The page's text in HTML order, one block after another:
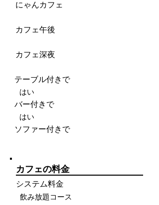
にゃんカフェ
カフェ午後
カフェ深夜
テーブル付きで
はい
バー付きで
はい
ソファー付きで
カフェの料金
システム料金
飲み放題コース